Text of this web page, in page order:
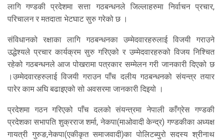
लागि गण्डकी प्रदेशमा सत्ता गठबन्धनले जिल्लाहरुमा निर्वाचन प्रचार,
परिचालन र मतदाता भेटघाट सुरु गरेको छ ।
संविधानको रक्षाका लागि गठबन्धनका उम्मेदवारहरुलाई विजयी गराउने
उद्धेश्यले प्रचार कार्यक्रम सुरु गरिएको र उम्मेदवारहरुको विजय निश्चित
रहेको गठबन्धनले आज पोखरामा पत्रकार सम्मेलन गरी जानकारी दिएको छ
।उम्मेदवारहरुलाई विजयी गराउन पाँच दलीय गठबन्धनको संयन्त्र तयार
पारेर काम अघि बढाइएको सो अवसरमा जानकारी दिइयो ।
प्रदेशमा गठन गरिएको पाँच दलको संयन्त्रमा नेपाली काँग्रेस गण्डकी
प्रदेशका सभापति शुक्रराज शर्मा, नेकपा(माओवादी केन्द्र) गण्डकीका अध्यक्ष
गायत्री गुरुङ,नेकपा(एकीकृत समाजवादी)का पोलिटब्युरो सदस्य श्रीनाथ